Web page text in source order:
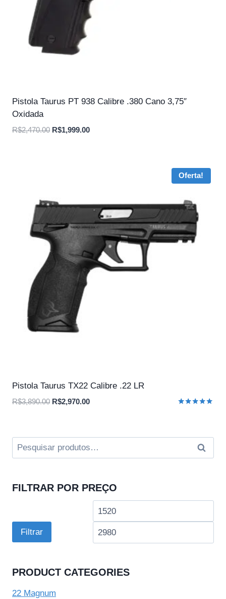
Pistola Taurus PT 938 Calibre .380 Cano 3,75″
Oxidada
R$2,470.00 O
R$1,999.00O
Oferta!
Pistola Taurus TX22 Calibre .22 LR
R$3,890.00 O
era:
R$3,890.00.
R$2,970.00O
é:
R$2,970.00.
Pesquisar
por:
FILTRAR POR PREÇO
Preço
Filtrar
PRODUCT CATEGORIES
22 Magnum